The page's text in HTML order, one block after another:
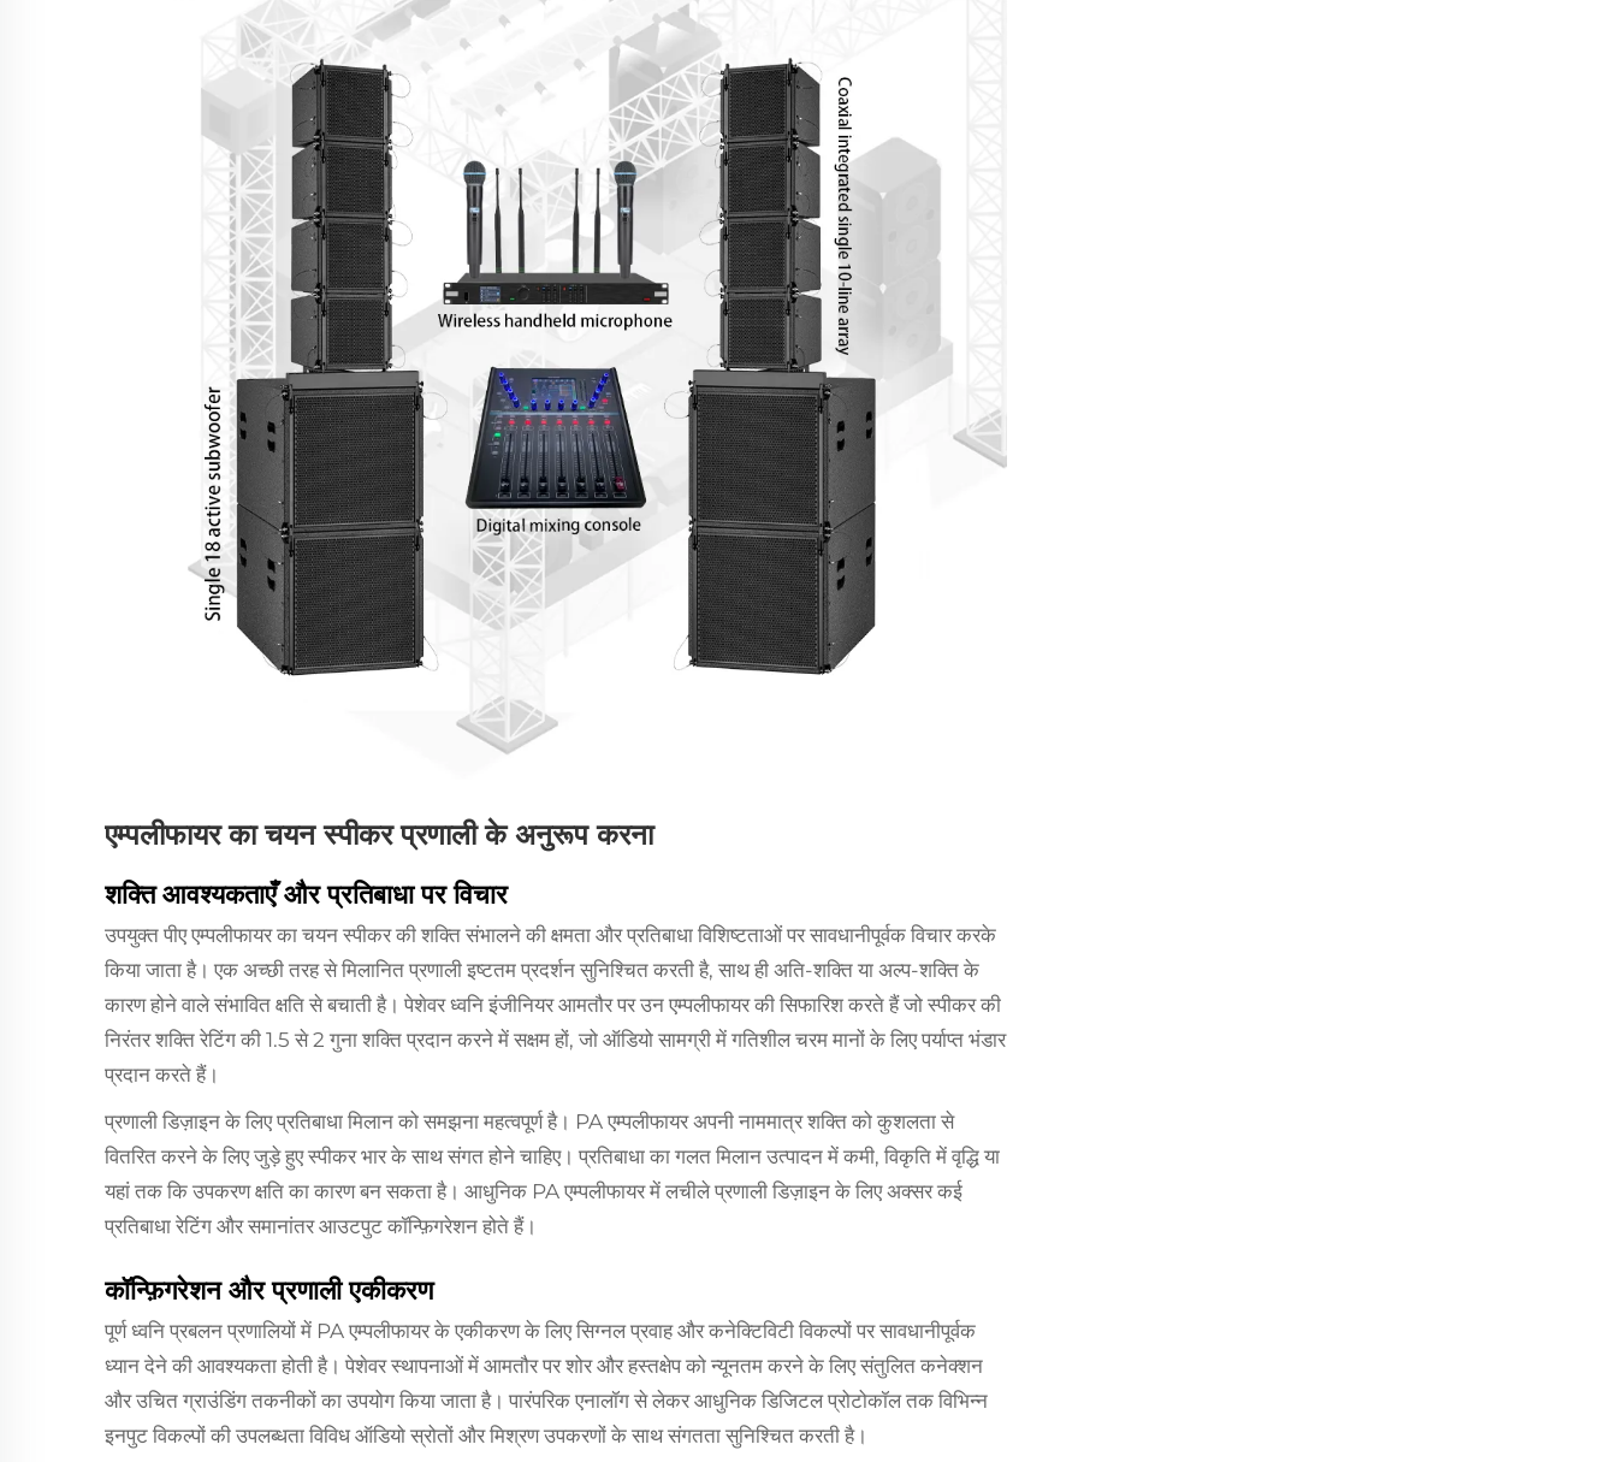
एम्पलीफायर का चयन स्पीकर प्रणाली के अनुरूप करना
शक्ति आवश्यकताएँ और प्रतिबाधा पर विचार
उपयुक्त पीए एम्पलीफायर का चयन स्पीकर की शक्ति संभालने की क्षमता और प्रतिबाधा विशिष्टताओं पर सावधानीपूर्वक विचार करके
किया जाता है। एक अच्छी तरह से मिलानित प्रणाली इष्टतम प्रदर्शन सुनिश्चित करती है, साथ ही अति-शक्ति या अल्प-शक्ति के
कारण होने वाले संभावित क्षति से बचाती है। पेशेवर ध्वनि इंजीनियर आमतौर पर उन एम्पलीफायर की सिफारिश करते हैं जो स्पीकर की
निरंतर शक्ति रेटिंग की 1.5 से 2 गुना शक्ति प्रदान करने में सक्षम हों, जो ऑडियो सामग्री में गतिशील चरम मानों के लिए पर्याप्त भंडार
प्रदान करते हैं।
प्रणाली डिज़ाइन के लिए प्रतिबाधा मिलान को समझना महत्वपूर्ण है। PA एम्पलीफायर अपनी नाममात्र शक्ति को कुशलता से
वितरित करने के लिए जुड़े हुए स्पीकर भार के साथ संगत होने चाहिए। प्रतिबाधा का गलत मिलान उत्पादन में कमी, विकृति में वृद्धि या
यहां तक कि उपकरण क्षति का कारण बन सकता है। आधुनिक PA एम्पलीफायर में लचीले प्रणाली डिज़ाइन के लिए अक्सर कई
प्रतिबाधा रेटिंग और समानांतर आउटपुट कॉन्फ़िगरेशन होते हैं।
कॉन्फ़िगरेशन और प्रणाली एकीकरण
पूर्ण ध्वनि प्रबलन प्रणालियों में PA एम्पलीफायर के एकीकरण के लिए सिग्नल प्रवाह और कनेक्टिविटी विकल्पों पर सावधानीपूर्वक
ध्यान देने की आवश्यकता होती है। पेशेवर स्थापनाओं में आमतौर पर शोर और हस्तक्षेप को न्यूनतम करने के लिए संतुलित कनेक्शन
और उचित ग्राउंडिंग तकनीकों का उपयोग किया जाता है। पारंपरिक एनालॉग से लेकर आधुनिक डिजिटल प्रोटोकॉल तक विभिन्न
इनपुट विकल्पों की उपलब्धता विविध ऑडियो स्रोतों और मिश्रण उपकरणों के साथ संगतता सुनिश्चित करती है।